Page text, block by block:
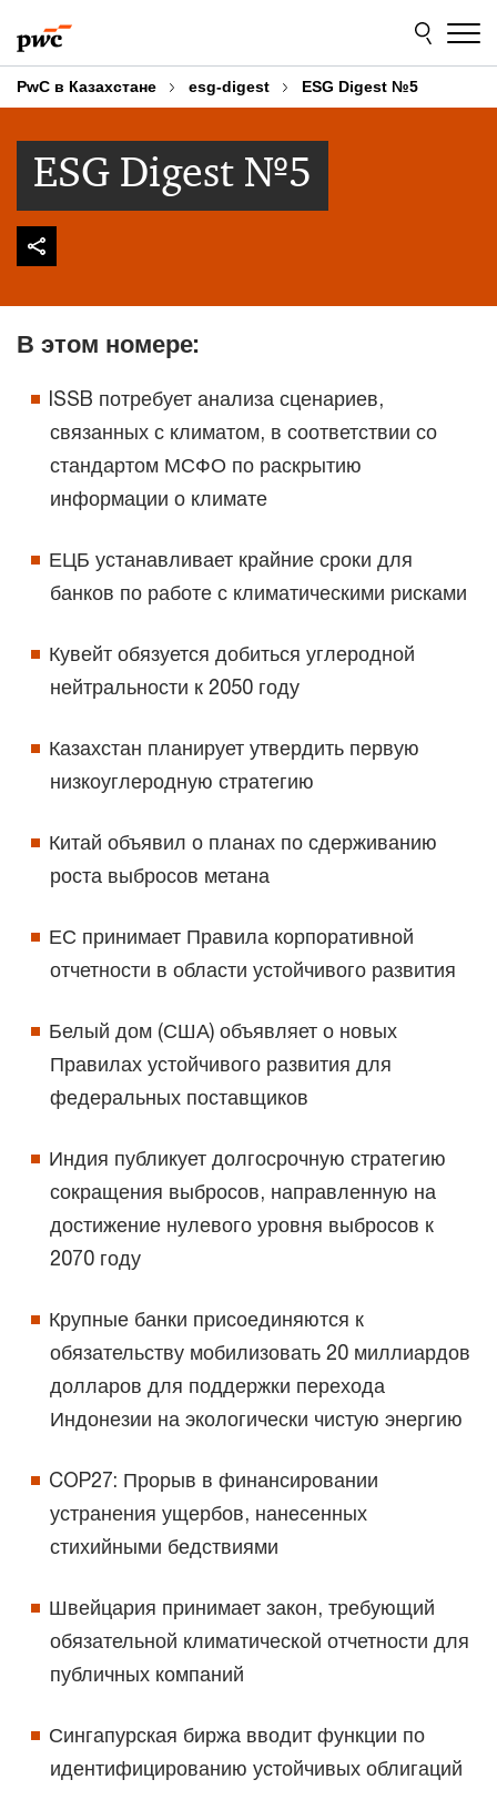
to
content
to
footer
PwC в Казахстане esg-digest ESG Digest №5
ESG Digest №5
В этом номере:
ISSB потребует анализа сценариев,
связанных с климатом, в соответствии со
стандартом МСФО по раскрытию
информации о климате
ЕЦБ устанавливает крайние сроки для
банков по работе с климатическими рисками
Кувейт обязуется добиться углеродной
нейтральности к 2050 году
Казахстан планирует утвердить первую
низкоуглеродную стратегию
Китай объявил о планах по сдерживанию
роста выбросов метана
ЕС принимает Правила корпоративной
отчетности в области устойчивого развития
Белый дом (США) объявляет о новых
Правилах устойчивого развития для
федеральных поставщиков
Индия публикует долгосрочную стратегию
сокращения выбросов, направленную на
достижение нулевого уровня выбросов к
2070 году
Крупные банки присоединяются к
обязательству мобилизовать 20 миллиардов
долларов для поддержки перехода
Индонезии на экологически чистую энергию
COP27: Прорыв в финансировании
устранения ущербов, нанесенных
стихийными бедствиями
Швейцария принимает закон, требующий
обязательной климатической отчетности для
публичных компаний
Сингапурская биржа вводит функции по
идентифицированию устойчивых облигаций